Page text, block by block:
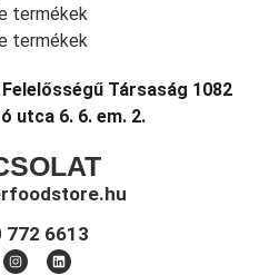
termékek
termékek
Társaság 1082
utca 6. 6. em. 2.
772 6613